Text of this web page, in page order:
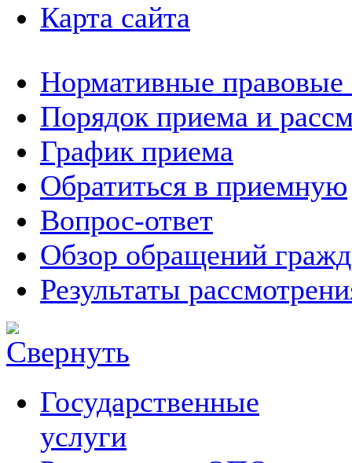
Карта сайта
Нормативные правовые
Порядок приема и
График приема
Обратиться в приемную
Вопрос-ответ
Обзор обращений
Результаты
Государственные
услуги